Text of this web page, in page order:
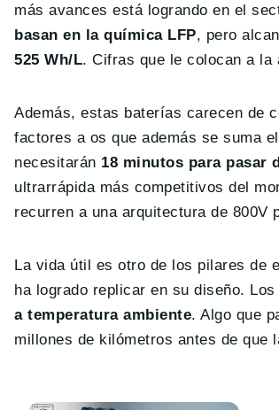
más avances está logrando en el
basan en la química LFP, pero
525 Wh/L. Cifras que le colocan a
Además, estas baterías carecen de
factores a os que además se suma
necesitarán 18 minutos para pasar
ultrarrápida más competitivos del
recurren a una arquitectura de 800V
La vida útil es otro de los pilares de
ha logrado replicar en su diseño.
a temperatura ambiente. Algo que
millones de kilómetros antes de que